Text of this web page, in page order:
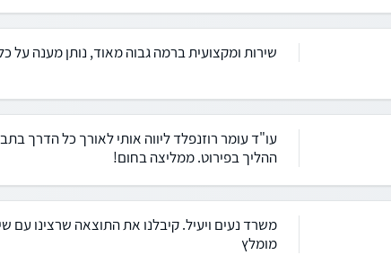
שירות ומקצועית ברמה גבוה מאוד, נותן מענה על
עו"ד עומר רוזנפלד ליווה אותי לאורך כל הדרך
ההליך בפירוט. ממליצה בחום!
משרד נעים ויעיל. קיבלנו את התוצאה שרצינו עם
מומלץ